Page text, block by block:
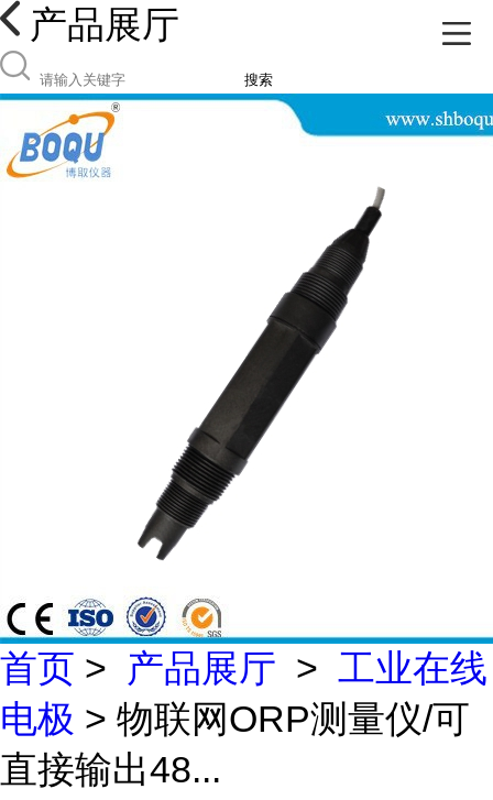
产品展厅
搜索
首页 > 产品展厅 > 工业在线
电极 > 物联网ORP测量仪/可
直接输出48...